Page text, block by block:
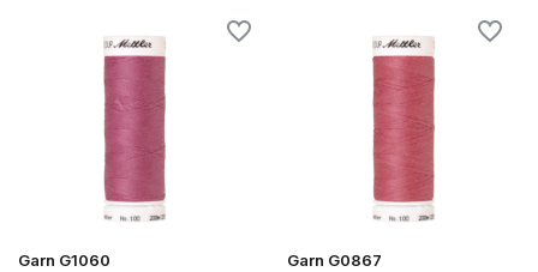
Garn G1060 Garn G0867